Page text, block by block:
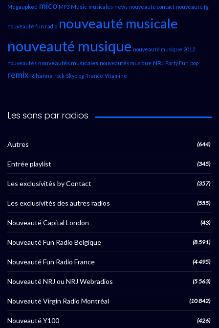
Megaupload mico MP3 Music musicales news nouveauté contact nouveauté fg
nouveauté fun radio nouveauté musicale
nouveauté musique nouveauté musique 2012
nouveautés nouveautés musicales nouveautés musique NRJ Party Fun pop
remix Rihanna rock Skyblog Trance Vitamine
Les sons par radios
Autres (644)
Entrée playlist (345)
Les exclusivités by Contact (357)
Les exclusivités des autres radios (555)
Nouveauté Capital London (43)
Nouveauté Fun Radio Belgique (8 591)
Nouveauté Fun Radio France (4 495)
Nouveauté NRJ ou NRJ Webradios (5 563)
Nouveauté Virgin Radio Montréal (10 842)
Nouveauté Y100 (426)